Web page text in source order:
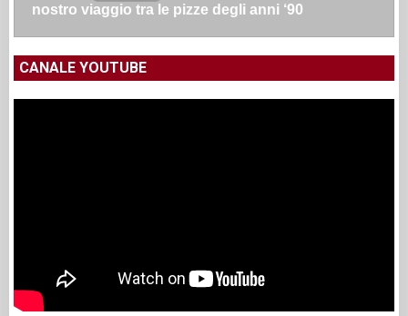
nostro viaggio tra le pizze degli anni ‘90
CANALE YOUTUBE